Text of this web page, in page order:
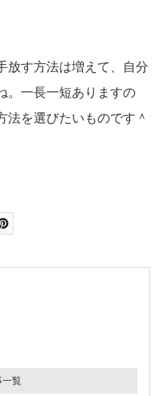
放す方法は増えて、自分
。一長一短ありますの
法を選びたいものです＾
一覧